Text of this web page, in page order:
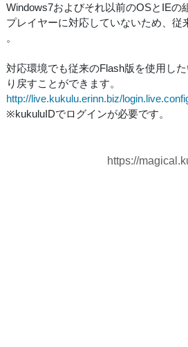
Windows7およびそれ以前のOSとIEの
プレイヤーに対応していないため、従
。
対応環境でも従来のFlash版を使用し
り戻すことができます。
http://live.kukulu.erinn.biz/
※kukuluIDでログインが必要です。
https://